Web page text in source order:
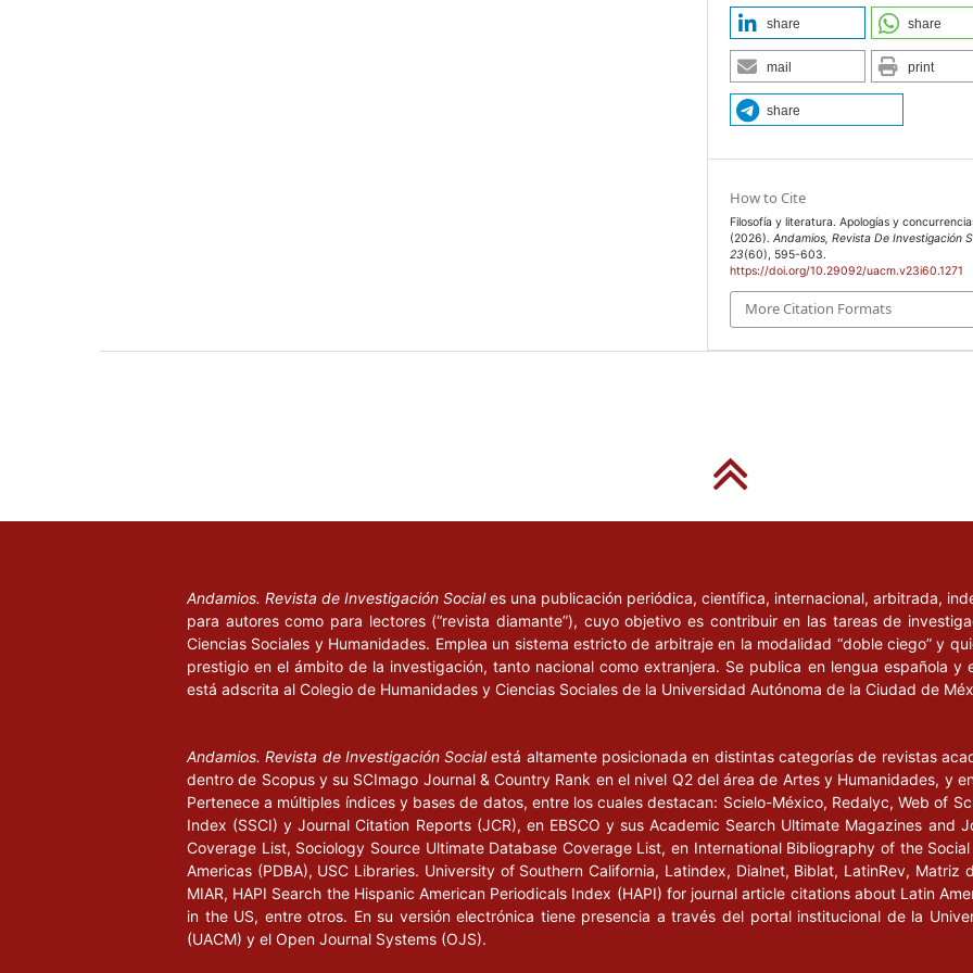
share share
mail print
share
How to Cite
Filosofía y literatura. Apologías y
(2026).Andamios, Revista De Investigación
23(60), 595-603.
https://doi.org/10.29092/uacm.v23i60.1271
More Citation Formats
Andamios. Revista de Investigación Sociales una publicación periódica, científica, internacional, arbitrada,
para autores como para lectores (“revista diamante”), cuyo objetivo es contribuir en las tareas de
Ciencias Sociales y Humanidades. Emplea un sistema estricto de arbitraje en la modalidad “doble ciego” y
prestigio en el ámbito de la investigación, tanto nacional como extranjera. Se publica en lengua española
está adscrita al Colegio de Humanidades y Ciencias Sociales de la Universidad Autónoma de la Ciudad de
Andamios. Revista de Investigación Socialestá altamente posicionada en distintas categorías de revistas
dentro de Scopus y su SCImago Journal & Country Rank en el nivel Q2 del área de Artes y Humanidades, y
Pertenece a múltiples índices y bases de datos, entre los cuales destacan: Scielo-México, Redalyc, Web of
Index (SSCI) y Journal Citation Reports (JCR), en EBSCO y sus Academic Search Ultimate Magazines and
Coverage List, Sociology Source Ultimate Database Coverage List, en International Bibliography of the
Americas (PDBA), USC Libraries. University of Southern California, Latindex, Dialnet, Biblat, LatinRev, Matriz
MIAR, HAPI Search the Hispanic American Periodicals Index (HAPI) for journal article citations about Latin
in the US, entre otros. En su versión electrónica tiene presencia a través del portal institucional de la
(UACM) y el Open Journal Systems (OJS).